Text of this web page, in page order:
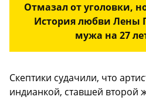
Отмазал от уголовки,
История любви Лены
мужа на 27
Скептики судачили, что
индианкой, ставшей второй